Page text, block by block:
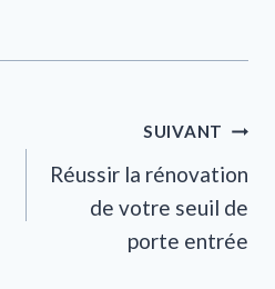
SUIVANT
Réussir la rénovation
de votre seuil de
porte entrée